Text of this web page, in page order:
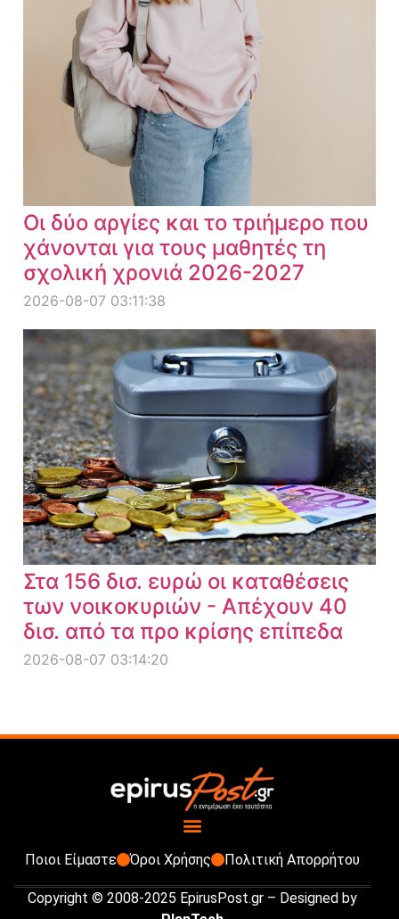
Οι δύο αργίες και το τριήμερο που
χάνονται για τους μαθητές τη
σχολική χρονιά 2026-2027
2026-08-07 03:11:38
Στα 156 δισ. ευρώ οι καταθέσεις
των νοικοκυριών - Απέχουν 40
δισ. από τα προ κρίσης επίπεδα
2026-08-07 03:14:20
Ποιοι Είμαστε Όροι Χρήσης Πολιτική Απορρήτου
Copyright © 2008-2025 EpirusPost.gr – Designed by